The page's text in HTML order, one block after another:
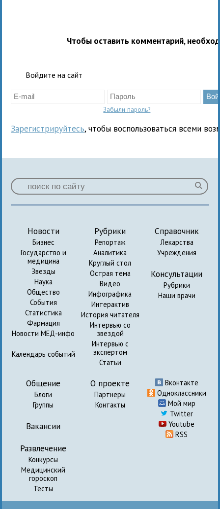
Чтобы оставить комментарий,
Войдите на сайт
Забыли пароль?
Зарегистрируйтесь, чтобы воспользоваться всеми
Новости
Бизнес
Государство и
медицина
Звезды
Наука
Общество
События
Статистика
Фармация
Новости МЕД-инфо
Календарь событий
Рубрики
Репортаж
Аналитика
Круглый стол
Острая тема
Видео
Инфографика
Интерактив
История читателя
Интервью со
звездой
Интервью с
экспертом
Статьи
Справочник
Лекарства
Учреждения
Консультации
Рубрики
Наши врачи
Общение
Блоги
Группы
Вакансии
Развлечение
Конкурсы
Медицинский
гороскоп
Тесты
О проекте
Партнеры
Контакты
Вконтакте
Одноклассники
Мой мир
Twitter
Youtube
RSS